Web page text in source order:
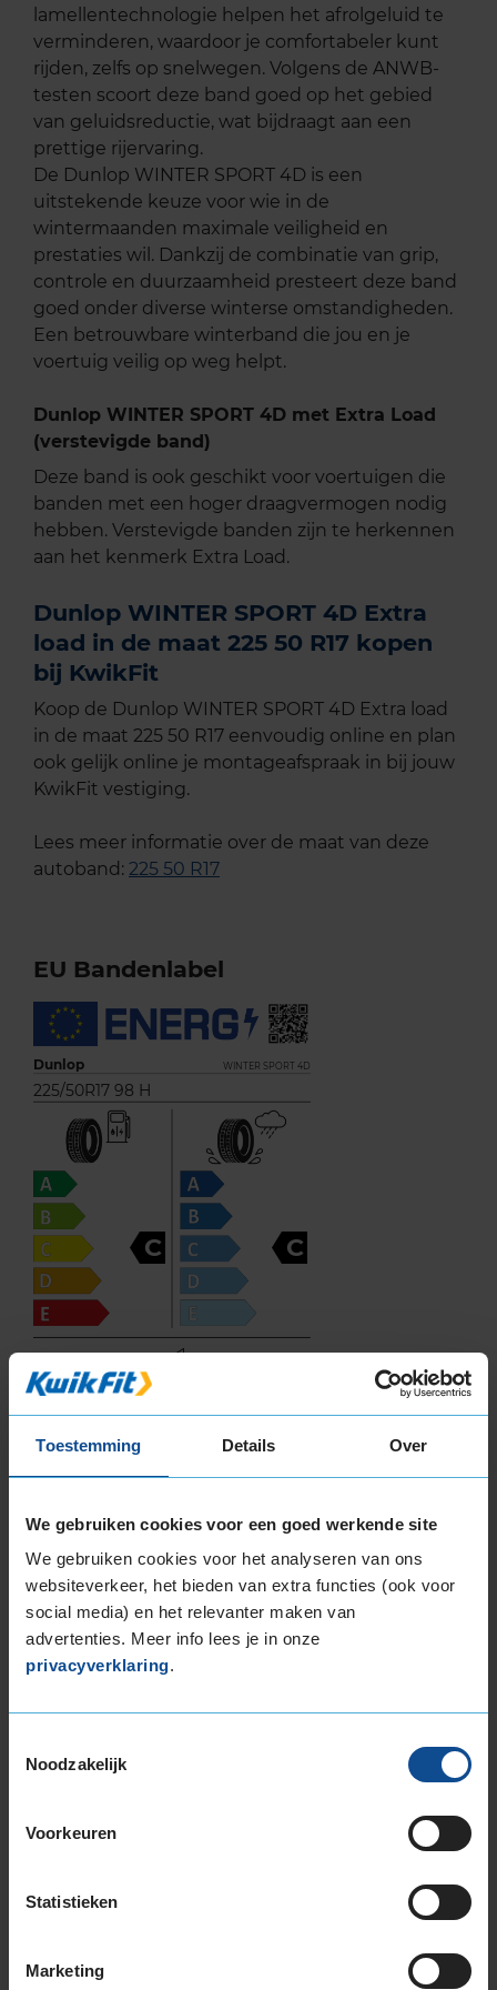
Toestemming Details Over
We gebruiken cookies voor een goed werkende site
We gebruiken cookies voor het analyseren van ons
websiteverkeer, het bieden van extra functies (ook voor
social media) en het relevanter maken van
advertenties. Meer info lees je in onze
privacyverklaring.
Noodzakelijk
Voorkeuren
Statistieken
Marketing
lamellentechnologie helpen het afrolgeluid te
verminderen, waardoor je comfortabeler kunt
rijden, zelfs op snelwegen. Volgens de ANWB-
testen scoort deze band goed op het gebied
van geluidsreductie, wat bijdraagt aan een
prettige rijervaring.
De Dunlop WINTER SPORT 4D is een
uitstekende keuze voor wie in de
wintermaanden maximale veiligheid en
prestaties wil. Dankzij de combinatie van grip,
controle en duurzaamheid presteert deze band
goed onder diverse winterse omstandigheden.
Een betrouwbare winterband die jou en je
voertuig veilig op weg helpt.
Dunlop WINTER SPORT 4D met Extra Load
(verstevigde band)
Deze band is ook geschikt voor voertuigen die
banden met een hoger draagvermogen nodig
hebben. Verstevigde banden zijn te herkennen
aan het kenmerk Extra Load.
Dunlop WINTER SPORT 4D Extra
load in de maat 225 50 R17 kopen
bij KwikFit
Koop de Dunlop WINTER SPORT 4D Extra load
in de maat 225 50 R17 eenvoudig online en plan
ook gelijk online je montageafspraak in bij jouw
KwikFit vestiging.
Lees meer informatie over de maat van deze
autoband: 225 50 R17
EU Bandenlabel
Dunlop WINTER SPORT 4D
225/50R17 98 H
C C
Deze band is beoordeeld met het EU
met een goede brandstofefficiëntie.
In de categorie grip op nat wegdek is deze band
gewaardeerd met een C-label, wat betekent dat
deze band goede grip heeft bij natte
weersomstandigheden.
De band heeft een extern rolgeluid van 71 dB
met B-notering, wat betekent dat deze band
een normale geluidsproductie heeft.
Wil je nog meer informatie over het